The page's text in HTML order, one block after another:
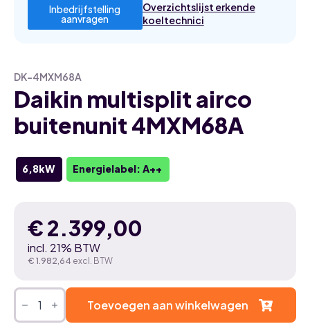
Inbedrijfstelling
aanvragen
Overzichtslijst erkende
koeltechnici
DK-4MXM68A
Daikin multisplit airco
buitenunit 4MXM68A
6,8kW Energielabel: A++
€2.399,00
incl. 21% BTW
€ 1.982,64 excl. BTW
Daikin
multisplit
airco
buitenunit
Toevoegen aan winkelwagen